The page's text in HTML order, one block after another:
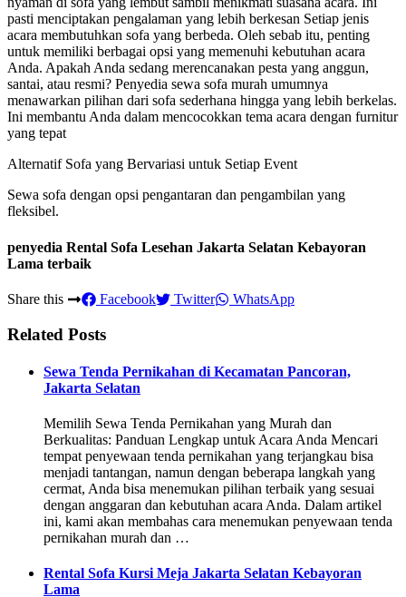
pasti menciptakan pengalaman yang lebih berkesan Setiap jenis
acara membutuhkan sofa yang berbeda. Oleh sebab itu, penting
untuk memiliki berbagai opsi yang memenuhi kebutuhan acara
Anda. Apakah Anda sedang merencanakan pesta yang anggun,
santai, atau resmi? Penyedia sewa sofa murah umumnya
menawarkan pilihan dari sofa sederhana hingga yang lebih berkelas.
Ini membantu Anda dalam mencocokkan tema acara dengan furnitur
yang tepat
Alternatif Sofa yang Bervariasi untuk Setiap Event
Sewa sofa dengan opsi pengantaran dan pengambilan yang
fleksibel.
penyedia Rental Sofa Lesehan Jakarta Selatan Kebayoran
Lama terbaik
Share this Facebook Twitter WhatsApp
Related Posts
Sewa Tenda Pernikahan di Kecamatan Pancoran,
Jakarta Selatan
Memilih Sewa Tenda Pernikahan yang Murah dan
Berkualitas: Panduan Lengkap untuk Acara Anda Mencari
tempat penyewaan tenda pernikahan yang terjangkau bisa
menjadi tantangan, namun dengan beberapa langkah yang
cermat, Anda bisa menemukan pilihan terbaik yang sesuai
dengan anggaran dan kebutuhan acara Anda. Dalam artikel
ini, kami akan membahas cara menemukan penyewaan tenda
pernikahan murah dan …
Rental Sofa Kursi Meja Jakarta Selatan Kebayoran
Lama